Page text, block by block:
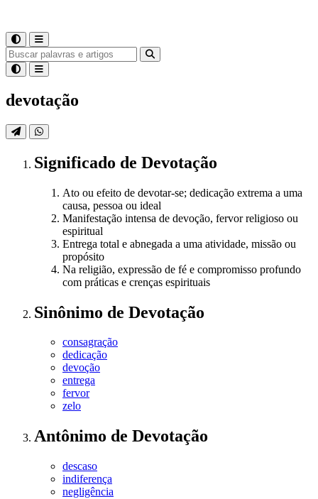
devotação
Significado de Devotação
Ato ou efeito de devotar-se; dedicação extrema a uma
causa, pessoa ou ideal
Manifestação intensa de devoção, fervor religioso ou
espiritual
Entrega total e abnegada a uma atividade, missão ou
propósito
Na religião, expressão de fé e compromisso profundo
com práticas e crenças espirituais
Sinônimo de Devotação
consagração
dedicação
devoção
entrega
fervor
zelo
Antônimo de Devotação
descaso
indiferença
negligência